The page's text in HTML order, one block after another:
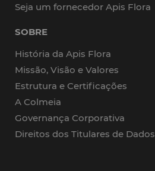
Seja um fornecedor Apis Flora
SOBRE
História da Apis Flora
Missão, Visão e Valores
Estrutura e Certificações
A Colmeia
Governança Corporativa
Direitos dos Titulares de Dados